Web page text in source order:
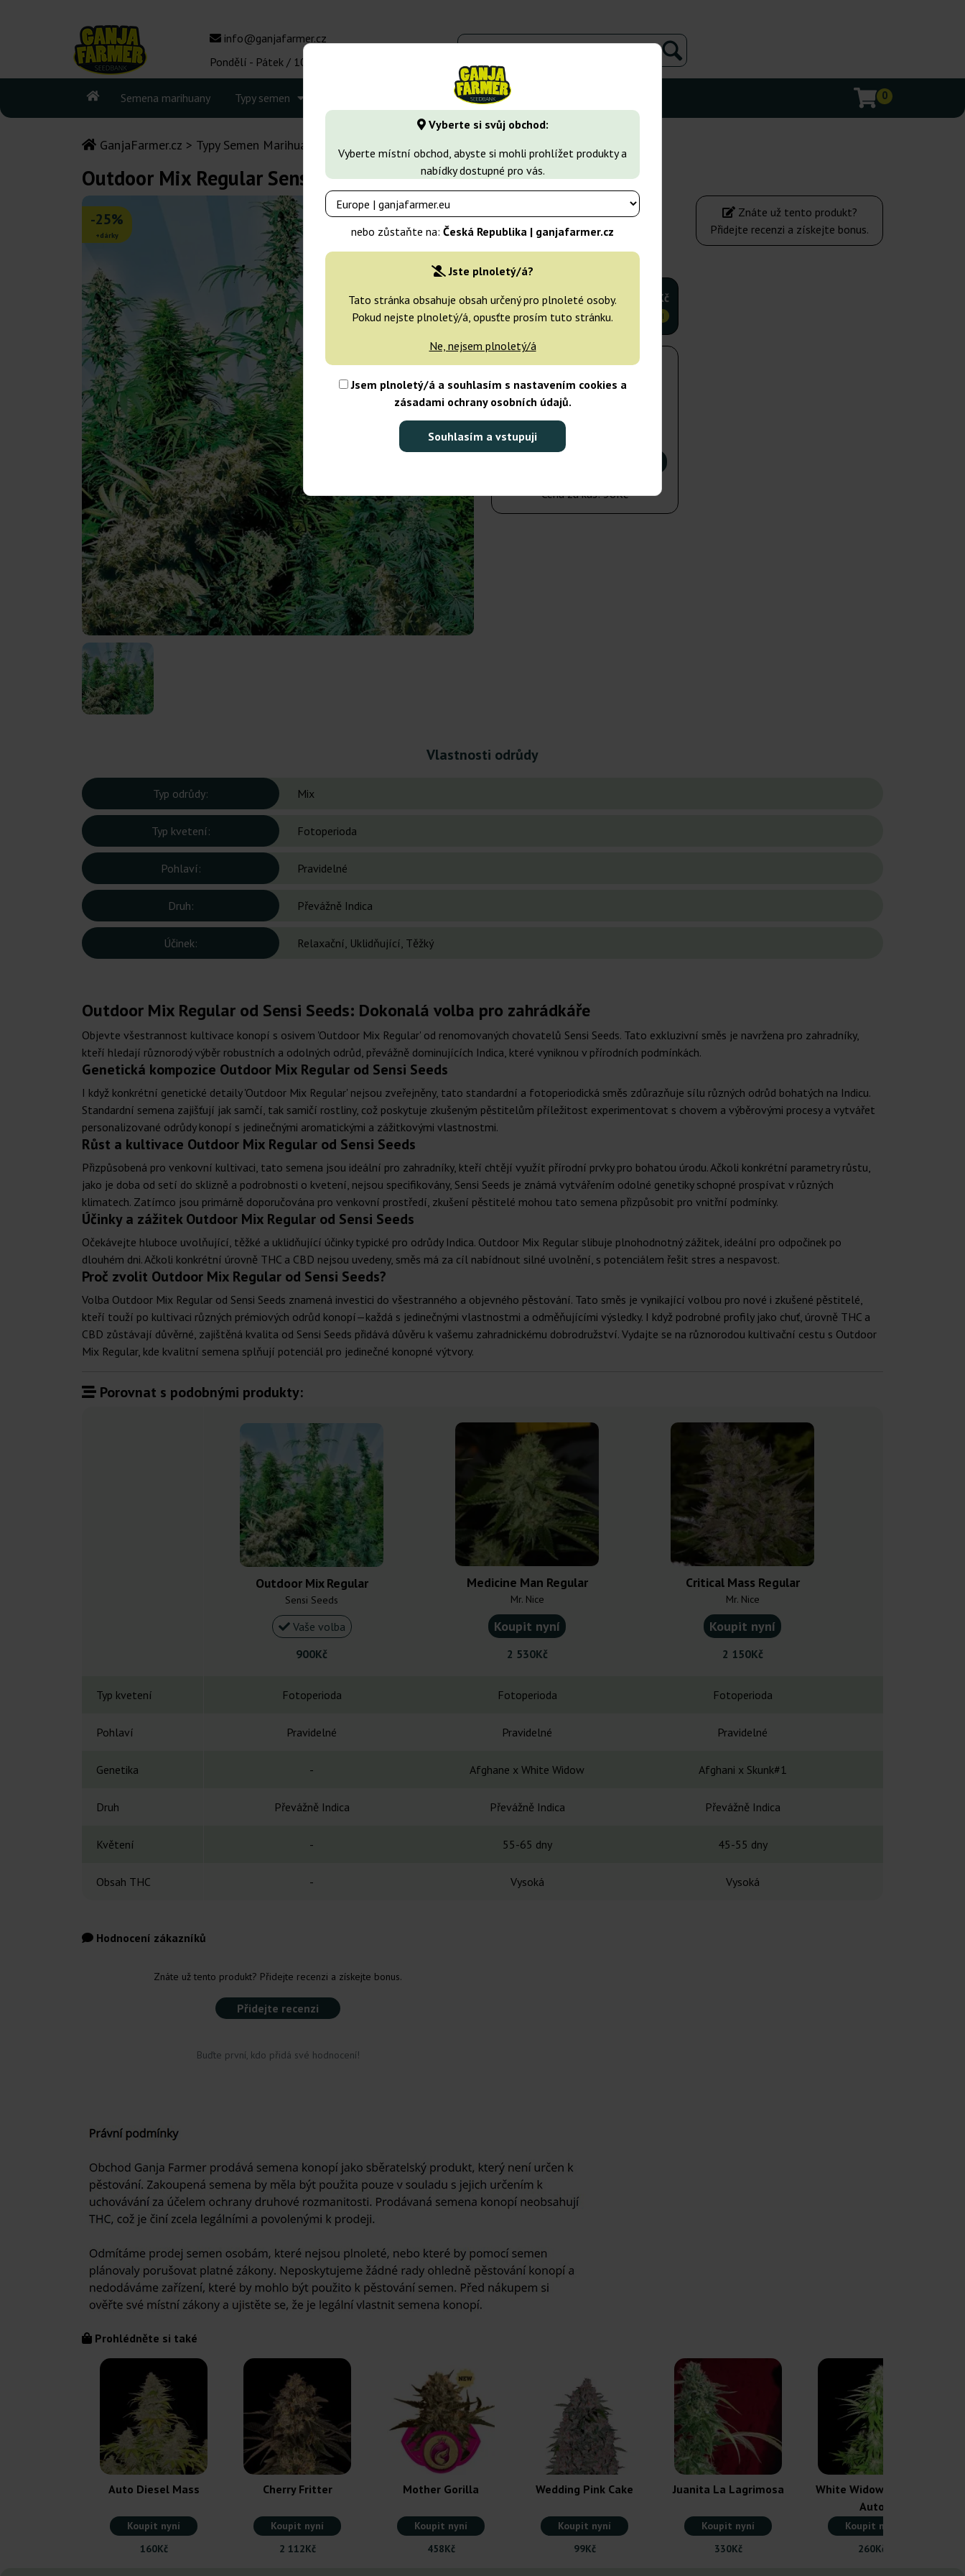
Vyberte si svůj obchod:
Vyberte místní obchod, abyste si mohli prohlížet produkty a
nabídky dostupné pro vás.
nebo zůstaňte na: Česká Republika | ganjafarmer.cz
Jste plnoletý/á?
Tato stránka obsahuje obsah určený pro plnoleté osoby.
Pokud nejste plnoletý/á, opusťte prosím tuto stránku.
Ne, nejsem plnoletý/á
Jsem plnoletý/á a souhlasím s nastavením cookies a
zásadami ochrany osobních údajů.
Souhlasím a vstupuji
info@ganjafarmer.cz
Pondělí - Pátek / 10:00 - 16:00
Semena marihuany Typy semen Druhy marihuany 0
GanjaFarmer.cz Typy Semen Marihuany
Outdoor Mix Regular Sensi Seeds
-25%
+dárky
Sensi Seeds
25 semen
Odeslání do 24h
900Kč
25% LEVNĚJI
25 semen
1 200Kč 900Kč
Počet balení:
Cena za kus:36Kč
Znáte už tento produkt?
Přidejte recenzi a získejte bonus.
Vlastnosti odrůdy
Typ odrůdy: Mix
Typ kvetení: Fotoperioda
Pohlaví: Pravidelné
Druh: Převážně Indica
Účinek: Relaxační, Uklidňující, Těžký
Outdoor Mix Regular od Sensi Seeds: Dokonalá volba pro zahrádkáře
Objevte všestrannost kultivace konopí s osivem 'Outdoor Mix Regular' od renomovaných chovatelů Sensi Seeds. Tato exkluzivní směs je navržena pro zahradníky,
kteří hledají různorodý výběr robustních a odolných odrůd, převážně dominujících Indica, které vyniknou v přírodních podmínkách.
Genetická kompozice Outdoor Mix Regular od Sensi Seeds
I když konkrétní genetické detaily 'Outdoor Mix Regular' nejsou zveřejněny, tato standardní a fotoperiodická směs zdůrazňuje sílu různých odrůd bohatých na Indicu.
Standardní semena zajišťují jak samčí, tak samičí rostliny, což poskytuje zkušeným pěstitelům příležitost experimentovat s chovem a výběrovými procesy a vytvářet
personalizované odrůdy konopí s jedinečnými aromatickými a zážitkovými vlastnostmi.
Růst a kultivace Outdoor Mix Regular od Sensi Seeds
Přizpůsobená pro venkovní kultivaci, tato semena jsou ideální pro zahradníky, kteří chtějí využít přírodní prvky pro bohatou úrodu. Ačkoli konkrétní parametry růstu,
jako je doba od setí do sklizně a podrobnosti o kvetení, nejsou specifikovány, Sensi Seeds je známá vytvářením odolné genetiky schopné prospívat v různých
klimatech. Zatímco jsou primárně doporučována pro venkovní prostředí, zkušení pěstitelé mohou tato semena přizpůsobit pro vnitřní podmínky.
Účinky a zážitek Outdoor Mix Regular od Sensi Seeds
Očekávejte hluboce uvolňující, těžké a uklidňující účinky typické pro odrůdy Indica. Outdoor Mix Regular slibuje plnohodnotný zážitek, ideální pro odpočinek po
dlouhém dni. Ačkoli konkrétní úrovně THC a CBD nejsou uvedeny, směs má za cíl nabídnout silné uvolnění, s potenciálem řešit stres a nespavost.
Proč zvolit Outdoor Mix Regular od Sensi Seeds?
Volba Outdoor Mix Regular od Sensi Seeds znamená investici do všestranného a objevného pěstování. Tato směs je vynikající volbou pro nové i zkušené pěstitelé,
kteří touží po kultivaci různých prémiových odrůd konopí—každá s jedinečnými vlastnostmi a odměňujícími výsledky. I když podrobné profily jako chuť, úrovně THC a
CBD zůstávají důvěrné, zajištěná kvalita od Sensi Seeds přidává důvěru k vašemu zahradnickému dobrodružství. Vydajte se na různorodou kultivační cestu s Outdoor
Mix Regular, kde kvalitní semena splňují potenciál pro jedinečné konopné výtvory.
Porovnat s podobnými produkty:
Outdoor Mix Regular
Sensi Seeds
Vaše volba
900Kč
Medicine Man Regular
Mr. Nice
Koupit nyní
2 530Kč
Critical Mass Regular
Mr. Nice
Koupit nyní
2 150Kč
Typ kvetení Fotoperioda Fotoperioda Fotoperioda
Pohlaví Pravidelné Pravidelné Pravidelné
Genetika - Afghane x White Widow Afghani x Skunk#1
Druh Převážně Indica Převážně Indica Převážně Indica
Květení - 55-65 dny 45-55 dny
Obsah THC - Vysoká Vysoká
Hodnocení zákazníků
Znáte už tento produkt? Přidejte recenzi a získejte bonus.
Přidejte recenzi
Buďte první, kdo přidá své hodnocení!
Prohlédněte si také
Auto Diesel Mass
Koupit nyní
160Kč
Cherry Fritter
Koupit nyní
2 112Kč
Mother Gorilla
Koupit nyní
458Kč
Wedding Pink Cake
Koupit nyní
99Kč
Juanita La Lagrimosa
Koupit nyní
330Kč
White Widow Original
Auto
Koupit nyní
260Kč